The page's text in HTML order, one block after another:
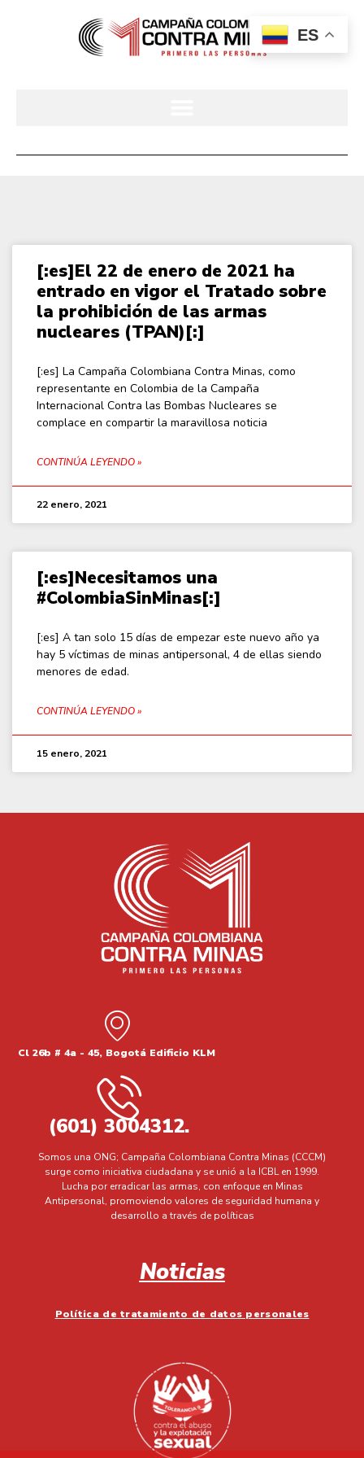
[:es]El 22 de enero de 2021 ha
entrado en vigor el Tratado sobre
la prohibición de las armas
nucleares (TPAN)[:]
[:es] La Campaña Colombiana Contra Minas, como
representante en Colombia de la Campaña
Internacional Contra las Bombas Nucleares se
complace en compartir la maravillosa noticia
CONTINÚA LEYENDO »
22 enero, 2021
[:es]Necesitamos una
#ColombiaSinMinas[:]
[:es] A tan solo 15 días de empezar este nuevo año ya
hay 5 víctimas de minas antipersonal, 4 de ellas siendo
menores de edad.
CONTINÚA LEYENDO »
15 enero, 2021
Cl 26b # 4a - 45, Bogotá Edificio KLM
(601) 3004312.
Somos una ONG; Campaña Colombiana Contra Minas (CCCM)
surge como iniciativa ciudadana y se unió a la ICBL en 1999.
Lucha por erradicar las armas, con enfoque en Minas
Antipersonal, promoviendo valores de seguridad humana y
desarrollo a través de políticas
Noticias
Política de tratamiento de datos personales
ES